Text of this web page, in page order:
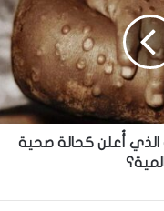
بيان مجلس الوزراء
برئاسة الجمهورية
على أربع
أُعلن كحالة صحية